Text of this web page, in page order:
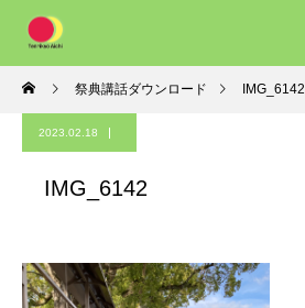
祭典講話ダウンロード IMG_6142
2023.02.18
IMG_6142